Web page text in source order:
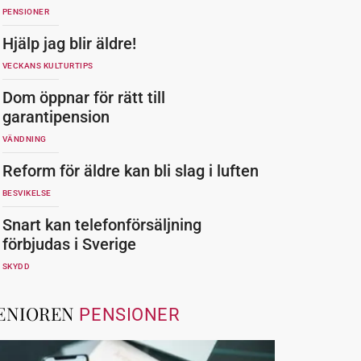
PENSIONER
Hjälp jag blir äldre!
VECKANS KULTURTIPS
Dom öppnar för rätt till
garantipension
VÄNDNING
Reform för äldre kan bli slag i luften
BESVIKELSE
Snart kan telefonförsäljning
förbjudas i Sverige
SKYDD
PENSIONER